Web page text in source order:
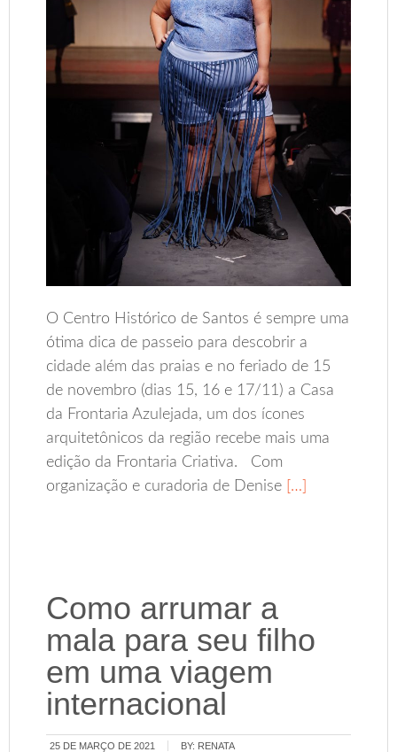
O Centro Histórico de Santos é sempre uma
ótima dica de passeio para descobrir a
cidade além das praias e no feriado de 15
de novembro (dias 15, 16 e 17/11) a Casa
da Frontaria Azulejada, um dos ícones
arquitetônicos da região recebe mais uma
edição da Frontaria Criativa. Com
organização e curadoria de Denise […]
Como arrumar a
mala para seu filho
em uma viagem
internacional
25 DE MARÇO DE 2021 BY: RENATA